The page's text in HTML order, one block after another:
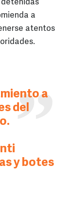
detenidas
a
atentos
a
del
y botes